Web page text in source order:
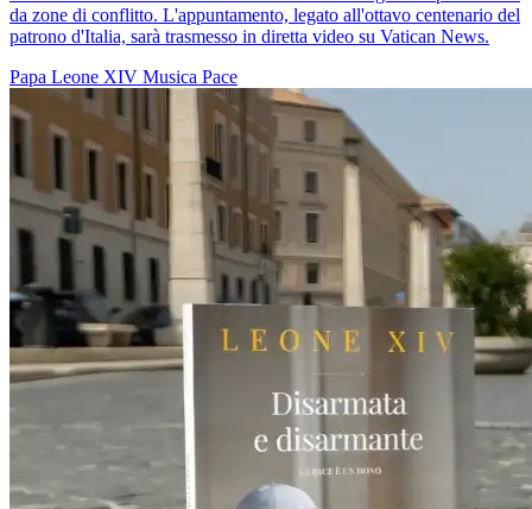
da zone di conflitto. L'appuntamento, legato all'ottavo centenario del
patrono d'Italia, sarà trasmesso in diretta video su Vatican News.
Papa Leone XIV Musica Pace